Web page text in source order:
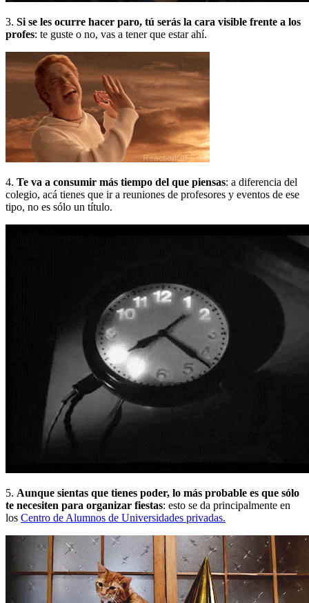
3. Si se les ocurre hacer paro, tú serás la cara visible frente a los
profes: te guste o no, vas a tener que estar ahí.
4. Te va a consumir más tiempo del que piensas: a diferencia del
colegio, acá tienes que ir a reuniones de profesores y eventos de ese
tipo, no es sólo un título.
5. Aunque sientas que tienes poder, lo más probable es que sólo
te necesiten para organizar fiestas: esto se da principalmente en
los Centro de Alumnos de Universidades privadas.